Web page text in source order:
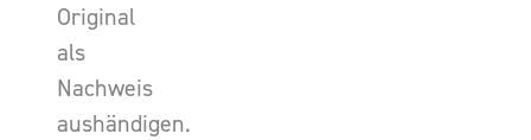
Original
als
Nachweis
aushändigen.